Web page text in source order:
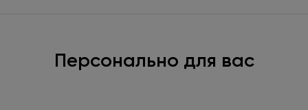
Персонально для вас